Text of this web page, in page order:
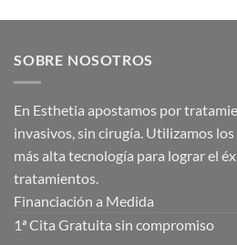
SOBRE NOSOTROS
En Esthetia apostamos por
invasivos, sin cirugía. Utilizamos
más alta tecnología para lograr el
tratamientos.
Financiación a Medida
1ª Cita Gratuita sin compromiso